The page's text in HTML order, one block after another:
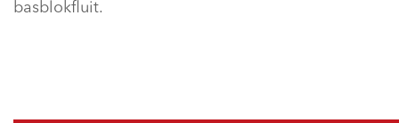
basblokfluit.